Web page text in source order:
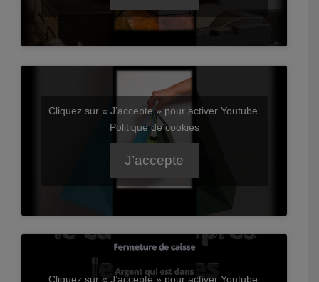
Cliquez sur « J’accepte » pour activer Youtube
Politique de cookies
J’accepte
Cliquez sur « J’accepte » pour activer Youtube